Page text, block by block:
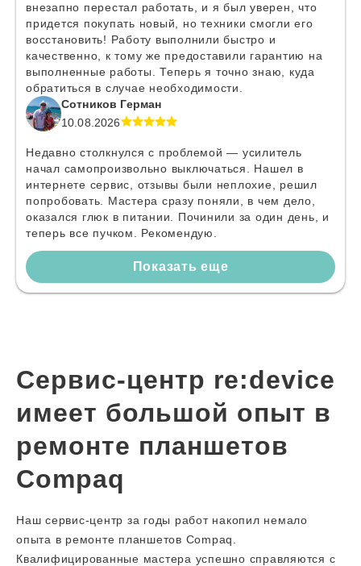
внезапно перестал работать, и я был уверен, что
придется покупать новый, но техники смогли его
восстановить! Работу выполнили быстро и
качественно, к тому же предоставили гарантию на
выполненные работы. Теперь я точно знаю, куда
обратиться в случае необходимости.
Сотников Герман
10.08.2026
Недавно столкнулся с проблемой — усилитель
начал самопроизвольно выключаться. Нашел в
интернете сервис, отзывы были неплохие, решил
попробовать. Мастера сразу поняли, в чем дело,
оказался глюк в питании. Починили за один день, и
теперь все пучком. Рекомендую.
Показать еще
Сервис-центр re:device
имеет большой опыт в
ремонте планшетов
Compaq
Наш сервис-центр за годы работ накопил немало
опыта в ремонте планшетов Compaq.
Квалифицированные мастера успешно справляются с